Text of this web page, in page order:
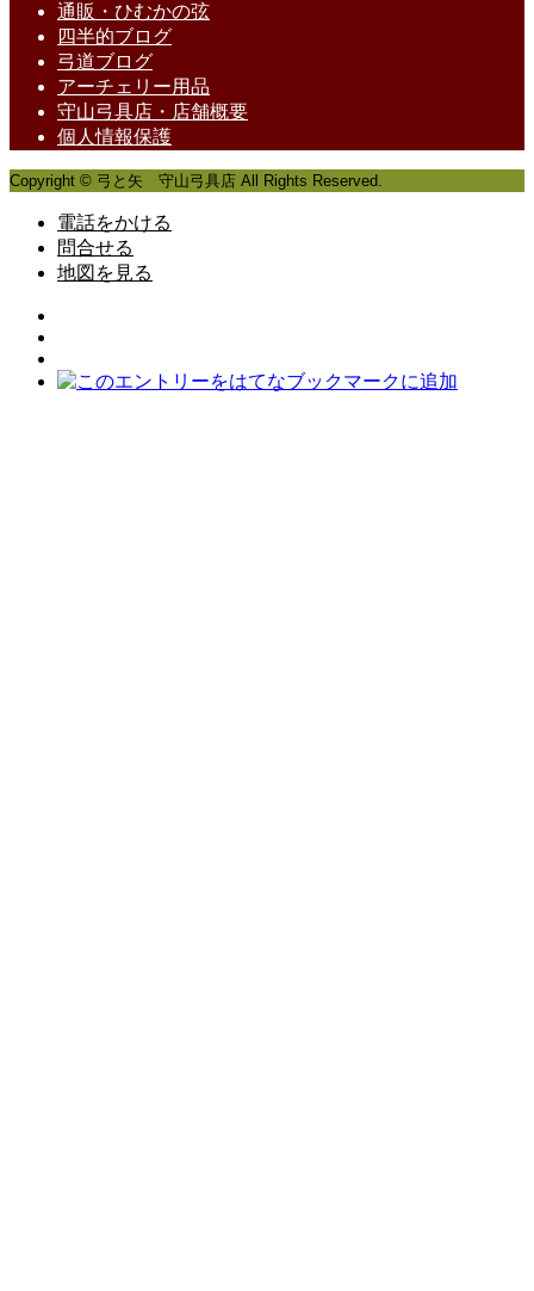
通販・ひむかの弦
四半的ブログ
弓道ブログ
アーチェリー用品
守山弓具店・店舗概要
個人情報保護
Copyright © 弓と矢 守山弓具店 All Rights Reserved.
電話をかける
問合せる
地図を見る